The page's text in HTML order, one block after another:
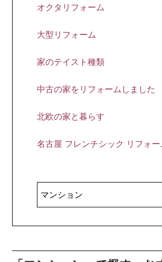
オクタリフォーム
大型リフォーム
家のテイスト種類
中古の家をリフォームしました
北欧の家と暮らす
名古屋 フレンチシック リフォ